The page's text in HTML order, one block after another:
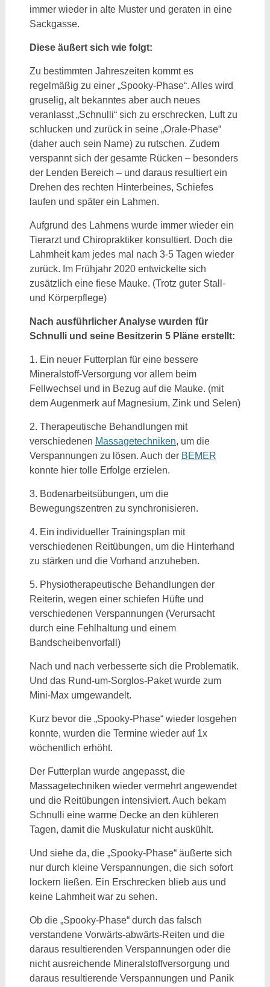
immer wieder in alte Muster und geraten in eine
Sackgasse.
Diese äußert sich wie folgt:
Zu bestimmten Jahreszeiten kommt es
regelmäßig zu einer „Spooky-Phase“. Alles wird
gruselig, alt bekanntes aber auch neues
veranlasst „Schnulli“ sich zu erschrecken, Luft zu
schlucken und zurück in seine „Orale-Phase“
(daher auch sein Name) zu rutschen. Zudem
verspannt sich der gesamte Rücken – besonders
der Lenden Bereich – und daraus resultiert ein
Drehen des rechten Hinterbeines, Schiefes
laufen und später ein Lahmen.
Aufgrund des Lahmens wurde immer wieder ein
Tierarzt und Chiropraktiker konsultiert. Doch die
Lahmheit kam jedes mal nach 3-5 Tagen wieder
zurück. Im Frühjahr 2020 entwickelte sich
zusätzlich eine fiese Mauke. (Trotz guter Stall-
und Körperpflege)
Nach ausführlicher Analyse wurden für
Schnulli und seine Besitzerin 5 Pläne erstellt:
1. Ein neuer Futterplan für eine bessere
Mineralstoff-Versorgung vor allem beim
Fellwechsel und in Bezug auf die Mauke. (mit
dem Augenmerk auf Magnesium, Zink und Selen)
2. Therapeutische Behandlungen mit
verschiedenen Massagetechniken, um die
Verspannungen zu lösen. Auch der BEMER
konnte hier tolle Erfolge erzielen.
3. Bodenarbeitsübungen, um die
Bewegungszentren zu synchronisieren.
4. Ein individueller Trainingsplan mit
verschiedenen Reitübungen, um die Hinterhand
zu stärken und die Vorhand anzuheben.
5. Physiotherapeutische Behandlungen der
Reiterin, wegen einer schiefen Hüfte und
verschiedenen Verspannungen (Verursacht
durch eine Fehlhaltung und einem
Bandscheibenvorfall)
Nach und nach verbesserte sich die Problematik.
Und das Rund-um-Sorglos-Paket wurde zum
Mini-Max umgewandelt.
Kurz bevor die „Spooky-Phase“ wieder losgehen
konnte, wurden die Termine wieder auf 1x
wöchentlich erhöht.
Der Futterplan wurde angepasst, die
Massagetechniken wieder vermehrt angewendet
und die Reitübungen intensiviert. Auch bekam
Schnulli eine warme Decke an den kühleren
Tagen, damit die Muskulatur nicht auskühlt.
Und siehe da, die „Spooky-Phase“ äußerte sich
nur durch kleine Verspannungen, die sich sofort
lockern ließen. Ein Erschrecken blieb aus und
keine Lahmheit war zu sehen.
Ob die „Spooky-Phase“ durch das falsch
verstandene Vorwärts-abwärts-Reiten und die
daraus resultierenden Verspannungen oder die
nicht ausreichende Mineralstoffversorgung und
daraus resultierende Verspannungen und Panik